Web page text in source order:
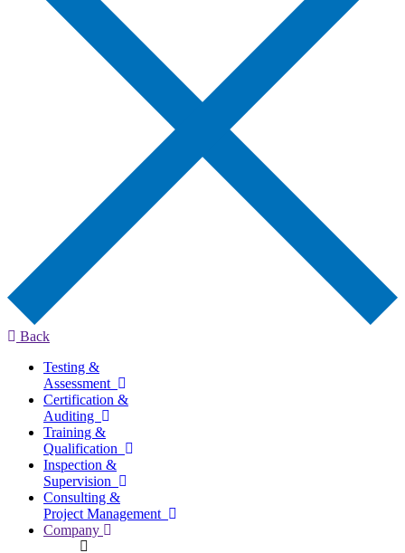
Back
Testing &
Assessment
Certification &
Auditing
Training &
Qualification
Inspection &
Supervision
Consulting &
Project Management
Company